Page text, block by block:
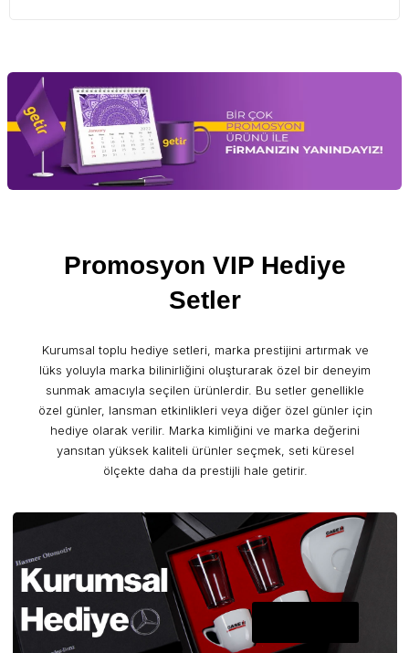
Promosyon VIP Hediye
Setler
Kurumsal toplu hediye setleri, marka prestijini artırmak ve
lüks yoluyla marka bilinirliğini oluşturarak özel bir deneyim
sunmak amacıyla seçilen ürünlerdir. Bu setler genellikle
özel günler, lansman etkinlikleri veya diğer özel günler için
hediye olarak verilir. Marka kimliğini ve marka değerini
yansıtan yüksek kaliteli ürünler seçmek, seti küresel
ölçekte daha da prestijli hale getirir.